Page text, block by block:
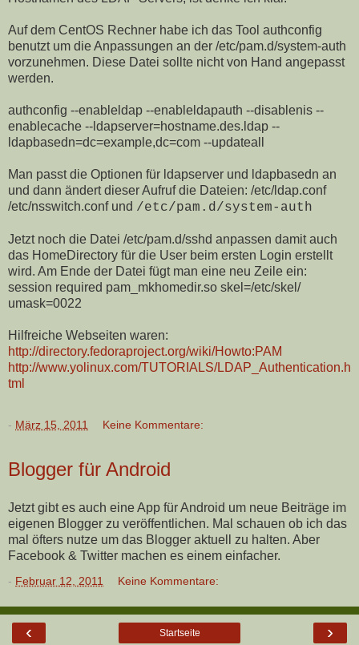
Auf dem CentOS Rechner habe ich das Tool authconfig
benutzt um die Anpassungen an der /etc/pam.d/system-auth
vorzunehmen. Diese Datei sollte nicht von Hand angepasst
werden.
authconfig --enableldap --enableldapauth --disablenis --
enablecache --ldapserver=hostname.des.ldap --
ldapbasedn=dc=example,dc=com --updateal
Man passt die Optionen für ldapserver und ldapbasedn an
und dann ändert dieser Aufruf die Dateien: /etc/ldap.conf
/etc/nsswitch.confund /etc/pam.d/system-auth
Jetzt noch die Datei /etc/pam.d/sshd anpassen damit auch
das HomeDirectory für die User beim ersten Login erstellt
wird. Am Ende der Datei fügt man eine neu Zeile ein:
session required pam_mkhomedir.so skel=/etc/skel/
umask=0022
Hilfreiche Webseiten waren:
http://directory.fedoraproject.org/wiki/Howto:PAM
http://www.yolinux.com/TUTORIALS/LDAP_Authentication.h
tml
- März 15, 2011 Keine Kommentare:
Blogger für Android
Jetzt gibt es auch eine App für Android um neue Beiträge im
eigenen Blogger zu veröffentlichen. Mal schauen ob ich das
mal öfters nutze um das Blogger aktuell zu halten. Aber
Facebook & Twitter machen es einem einfacher.
- Februar 12, 2011 Keine Kommentare:
‹ ›
Startseite